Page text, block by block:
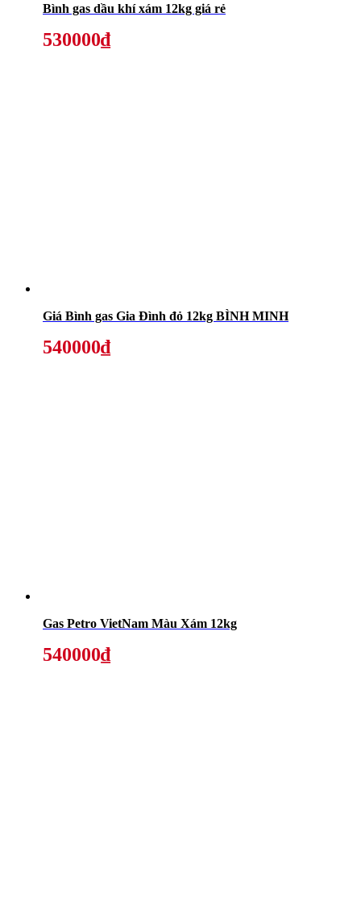
Bình gas dầu khí xám 12kg giá rẻ
530000₫
Giá Bình gas Gia Đình đỏ 12kg BÌNH MINH
540000₫
Gas Petro VietNam Màu Xám 12kg
540000₫